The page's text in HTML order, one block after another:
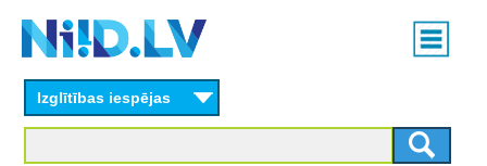
content
Main
menu
Izglītības iespējas